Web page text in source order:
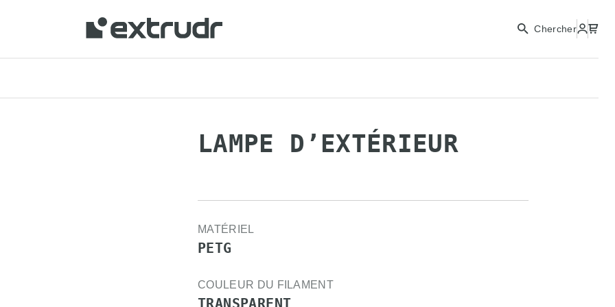
Chercher
LAMPE D’EXTÉRIEUR
MATÉRIEL
PETG
COULEUR DU FILAMENT
TRANSPARENT